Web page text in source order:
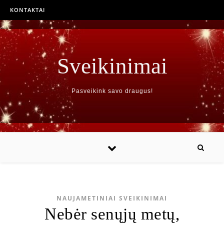
KONTAKTAI
Sveikinimai
Pasveikink savo draugus!
NAUJAMETINIAI SVEIKINIMAI
Nebėr senųjų metų,